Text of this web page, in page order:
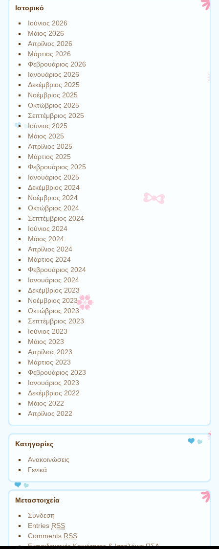
Ιστορικό
Ιούνιος 2026
Μάιος 2026
Απρίλιος 2026
Μάρτιος 2026
Φεβρουάριος 2026
Ιανουάριος 2026
Δεκέμβριος 2025
Νοέμβριος 2025
Οκτώβριος 2025
Σεπτέμβριος 2025
Ιούνιος 2025
Μάιος 2025
Απρίλιος 2025
Μάρτιος 2025
Φεβρουάριος 2025
Ιανουάριος 2025
Δεκέμβριος 2024
Νοέμβριος 2024
Οκτώβριος 2024
Σεπτέμβριος 2024
Ιούνιος 2024
Μάιος 2024
Απρίλιος 2024
Μάρτιος 2024
Φεβρουάριος 2024
Ιανουάριος 2024
Δεκέμβριος 2023
Νοέμβριος 2023
Οκτώβριος 2023
Σεπτέμβριος 2023
Ιούνιος 2023
Μάιος 2023
Απρίλιος 2023
Μάρτιος 2023
Φεβρουάριος 2023
Ιανουάριος 2023
Δεκέμβριος 2022
Μάιος 2022
Απρίλιος 2022
Kατηγορίες
Ανακοινώσεις
Γενικά
Μεταστοιχεία
Σύνδεση
Entries RSS
Comments RSS
Εκπαιδευτικές Κοινότητες & Ιστολόγια ΠΣΔ